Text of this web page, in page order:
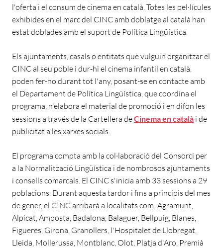
l'oferta i el consum de cinema en català. Totes les pel·lícules
exhibides en el marc del CINC amb doblatge al català han
estat doblades amb el suport de Política Lingüística.
Els ajuntaments, casals o entitats que vulguin organitzar el
CINC al seu poble i dur-hi el cinema infantil en català,
poden fer-ho durant tot l'any, posant-se en contacte amb
el Departament de Política Lingüística, que coordina el
programa, n'elabora el material de promoció i en difon les
sessions a través de la Cartellera deCinema en català i de
publicitat a les xarxes socials.
El programa compta amb la col·laboració del Consorci per
a la Normalització Lingüística i de nombrosos ajuntaments
i consells comarcals. El CINC s'inicia amb 33 sessions a 29
poblacions. Durant aquesta tardor i fins a principis del mes
de gener, el CINC arribarà a localitats com: Agramunt,
Alpicat, Amposta, Badalona, Balaguer, Bellpuig, Blanes,
Figueres, Girona, Granollers, l'Hospitalet de Llobregat,
Lleida, Mollerussa, Montblanc, Olot, Platja d'Aro, Premià